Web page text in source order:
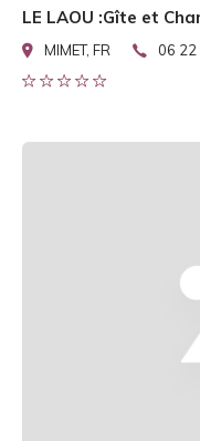
LE LAOU :Gîte et
MIMET, FR 06 22